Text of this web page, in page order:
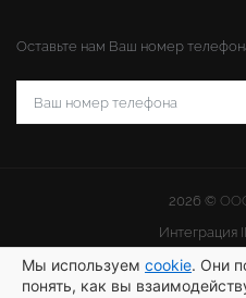
Мы используем cookie. Они
понять, как вы
Оставьте нам Ваш номер
2026 ©
Интеграция